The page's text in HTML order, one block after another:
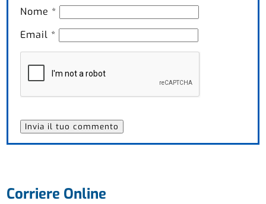
Nome *
Email *
Corriere Online